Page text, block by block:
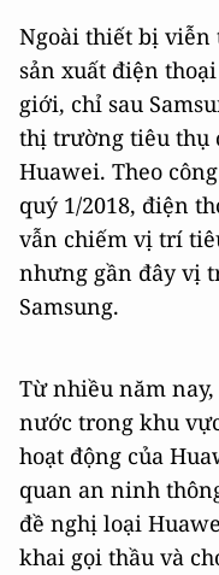
Ngoài thiết bị viễn
sản xuất điện
giới, chỉ sau
thị trường tiêu thụ
Huawei. Theo
quý 1/2018, điện
vẫn chiếm vị trí
nhưng gần đây vị
Samsung.
Từ nhiều năm
nước trong khu
hoạt động của
quan an ninh
đề nghị loại
khai gọi thầu và